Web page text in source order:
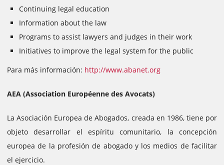
Continuing legal education
Information about the law
Programs to assist lawyers and judges in their work
Initiatives to improve the legal system for the public
Para más información: http://www.abanet.org
AEA (Association Européenne des Avocats)
La Asociación Europea de Abogados, creada en 1986, tiene por
objeto desarrollar el espíritu comunitario, la concepción
europea de la profesión de abogado y los medios de facilitar
el ejercicio.